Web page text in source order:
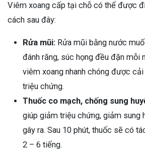
Viêm xoang cấp tại chỗ có thể được
cách sau đây:
Rửa mũi: Rửa mũi bằng nước
đánh răng, súc họng đều đặn mỗi
viêm xoang nhanh chóng được
triệu chứng.
Thuốc co mạch, chống sung
giúp giảm triệu chứng, giảm sung
gây ra. Sau 10 phút, thuốc sẽ có
2 – 6 tiếng.